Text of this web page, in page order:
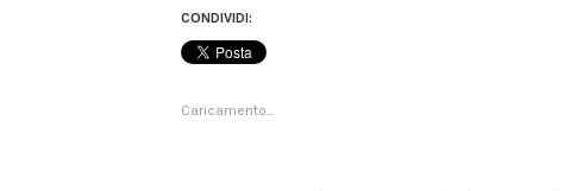
CONDIVIDI:
Caricamento...